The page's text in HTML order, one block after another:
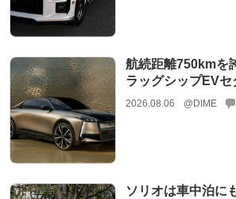
航続距離750kmを
ラッグシップEVセ
2026.08.06 @DIME
ソリオは車中泊に